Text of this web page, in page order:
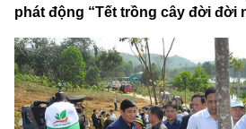
phát động “Tết trồng cây đời đời